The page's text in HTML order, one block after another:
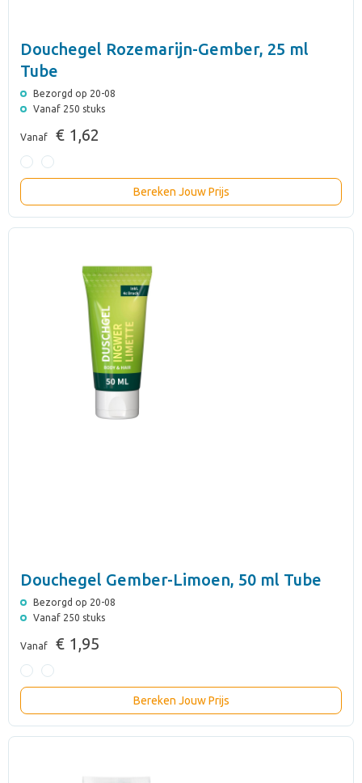
Douchegel Rozemarijn-Gember, 25 ml
Tube
Bezorgd op 20-08
Vanaf 250 stuks
Vanaf € 1,62
Bereken Jouw Prijs
Douchegel Gember-Limoen, 50 ml Tube
Bezorgd op 20-08
Vanaf 250 stuks
Vanaf € 1,95
Bereken Jouw Prijs